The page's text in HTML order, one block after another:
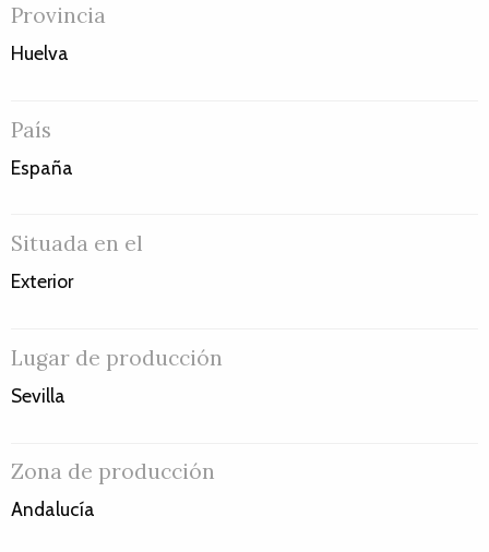
Provincia
Huelva
País
España
Situada en el
Exterior
Lugar de producción
Sevilla
Zona de producción
Andalucía